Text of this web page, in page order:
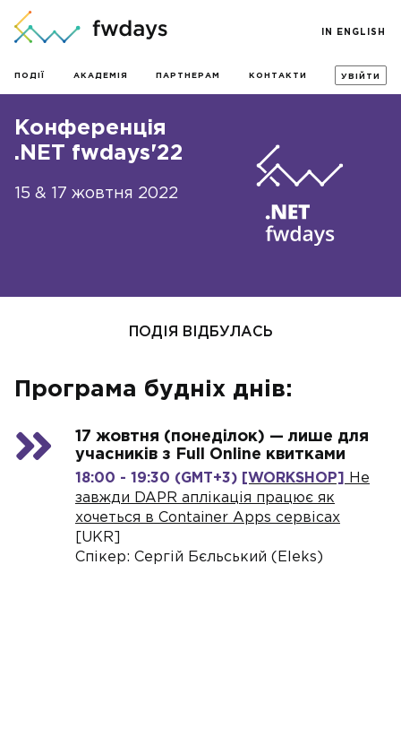
ПОДІЇ АКАДЕМІЯ ПАРТНЕРАМ КОНТАКТИ УВІЙТИ
IN ENGLISH
Конференція
.NET fwdays'22
15 & 17 жовтня 2022
ПОДІЯ ВІДБУЛАСЬ
Програма будніх днiв:
17 жовтня (понеділок) — лише для
учасників з Full Online квитками
18:00 - 19:30 (GMT+3) [WORKSHOP]
Не
завжди DAPR аплікація працює як
хочеться в Container Apps сервісах
[UKR]
Спікер: Сергій Бєльський (Eleks)